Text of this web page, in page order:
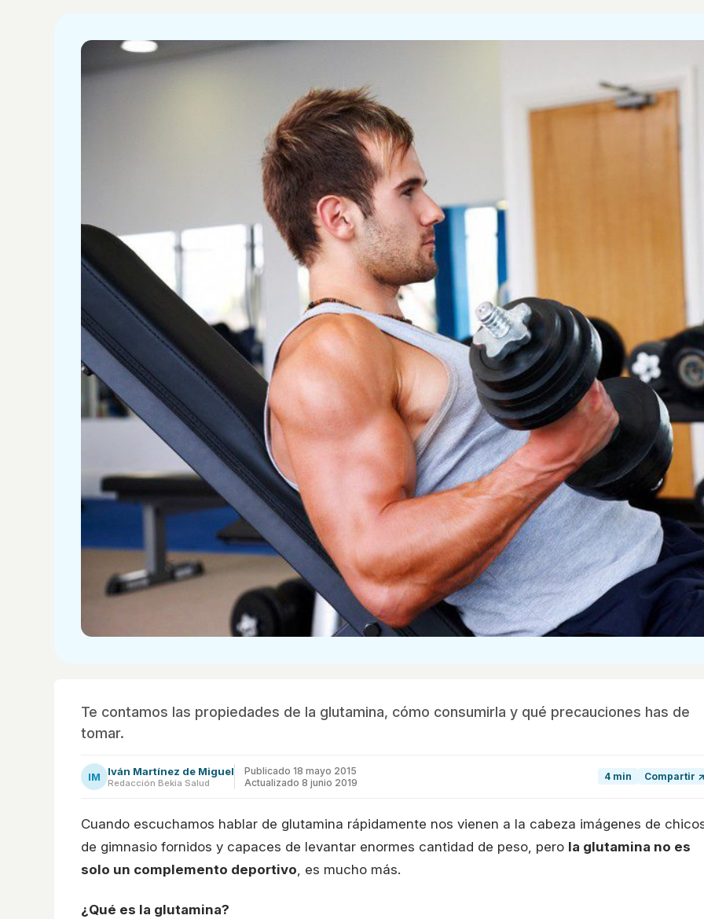
Te contamos las propiedades de la glutamina, cómo consumirla y qué precauciones has de
tomar.
IM Iván Martínez de Miguel
Redacción Bekia Salud
Publicado 18 mayo 2015
Actualizado 8 junio 2019
4 min Compartir ↗
Cuando escuchamos hablar de glutamina rápidamente nos vienen a la cabeza imágenes de
de gimnasio fornidos y capaces de levantar enormes cantidad de peso, pero la glutamina no es
solo un complemento deportivo , es mucho más.
¿Qué es la glutamina?